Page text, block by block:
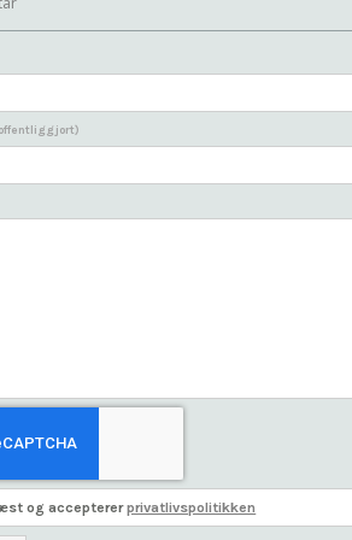
og acceptererprivatlivspolitikken